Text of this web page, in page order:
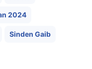
2024
Sinden Gaib